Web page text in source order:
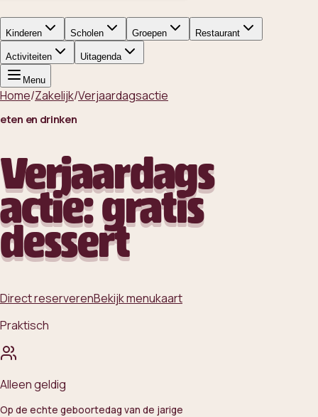
Kinderen Scholen Groepen Restaurant
Activiteiten Uitagenda
Menu
Home/Zakelijk/Verjaardagsactie
eten en drinken
Verjaardags
actie: gratis
dessert
Direct reserverenBekijk menukaart
Praktisch
Alleen geldig
Op de echte geboortedag van de jarige